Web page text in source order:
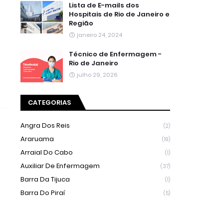
Lista de E-mails dos
Hospitais de Rio de Janeiro e
Região
janeiro 24, 2024
Técnico de Enfermagem -
Rio de Janeiro
julho 29, 2026
CATEGORIAS
Angra Dos Reis (2)
Araruama (19)
Arraial Do Cabo (1)
Auxiliar De Enfermagem (37)
Barra Da Tijuca (1)
Barra Do Piraí (5)